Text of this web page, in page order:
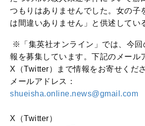
つもりはありませんでした。女の子
は間違いありません」と供述してい
※「集英社オンライン」では、今回
報を募集しています。下記のメール
X（Twitter）まで情報をお寄せくださ
メールアドレス：
shueisha.online.news@gmail.com
X（Twitter）